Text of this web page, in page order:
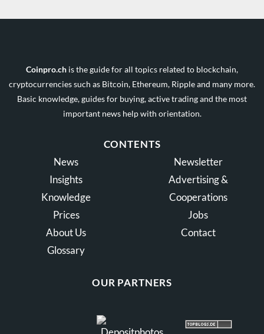
Coinpro.ch is the guide for all topics related to blockchain,
cryptocurrencies such as Bitcoin, Ethereum, Ripple and many more.
Basic knowledge, guides for buying, active trading and the most
important news help with orientation.
CONTENTS
News
Insights
Knowledge
Prices
About Us
Glossary
Newsletter
Advertising &
Cooperations
Jobs
Contact
OUR PARTNERS